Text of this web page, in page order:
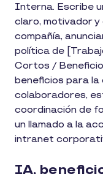
Interna. Escribe
claro, motivador
compañía,
política de
Cortos /
beneficios para la
colaboradores,
coordinación de
un llamado a la
intranet
IA,